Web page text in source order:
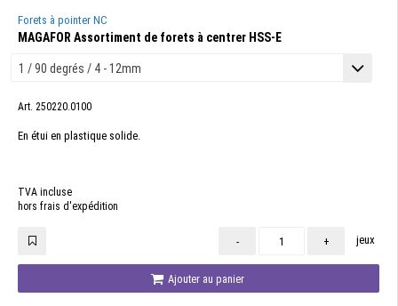
Forets à pointer NC
MAGAFOR Assortiment de forets à centrer HSS-E
Art. 250220.0100
En étui en plastique solide.
TVA incluse
hors frais d'expédition
- + jeux
Ajouter au panier